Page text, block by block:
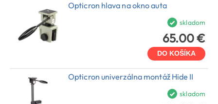
Opticron hlava na okno auta
skladom
65.00 €
DO KOŠÍKA
Opticron univerzálna montáž Hide II
skladom